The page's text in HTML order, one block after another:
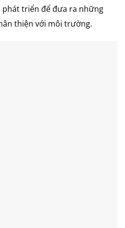
phát triển để đưa ra những
thiện với môi trường.